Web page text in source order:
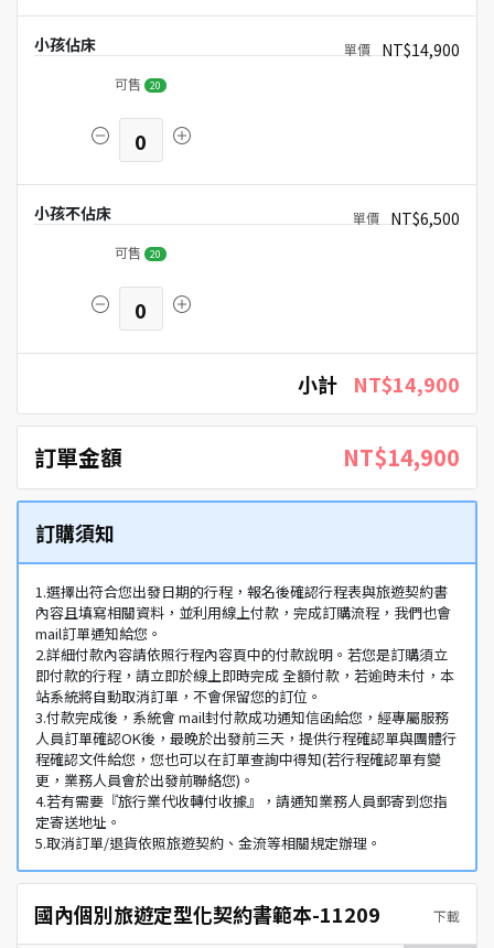
小孩佔床 NT$14,900
可售 20
0
小孩不佔床 NT$6,500
可售 20
0
小計 NT$14,900
訂單金額 NT$14,900
訂購須知
1.選擇出符合您出發日期的行程，報名後確認行程表與旅遊契約書
內容且填寫相關資料，並利用線上付款，完成訂購流程，我們也會
mail訂單通知給您。
2.詳細付款內容請依照行程內容頁中的付款說明。若您是訂購須立
即付款的行程，請立即於線上即時完成 全額付款，若逾時未付，本
站系統將自動取消訂單，不會保留您的訂位。
3.付款完成後，系統會 mail封付款成功通知信函給您，經專屬服務
人員訂單確認OK後，最晚於出發前三天，提供行程確認單與團體行
程確認文件給您，您也可以在訂單查詢中得知(若行程確認單有變
更，業務人員會於出發前聯絡您)。
4.若有需要『旅行業代收轉付收據』，請通知業務人員郵寄到您指
定寄送地址。
5.取消訂單/退貨依照旅遊契約、金流等相關規定辦理。
國內個別旅遊定型化契約書範本-11209 下載